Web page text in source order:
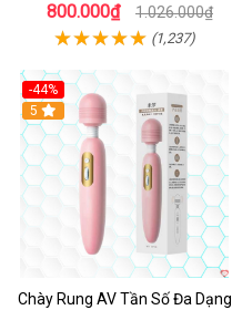
800.000₫ 1.026.000₫
(1,237)
-44%
Hot
5
Chày Rung AV Tần Số Đa Dạng